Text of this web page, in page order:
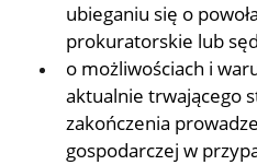
ubieganiu się o
prokuratorskie lub
o możliwościach i
aktualnie trwającego
zakończenia
gospodarczej w